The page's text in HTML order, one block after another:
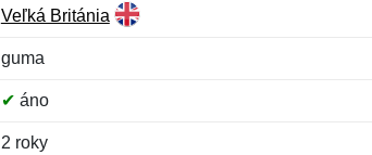
Veľká Británia
guma
✔ áno
2 roky